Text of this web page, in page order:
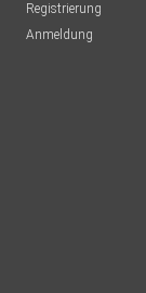
Registrierung
Anmeldung